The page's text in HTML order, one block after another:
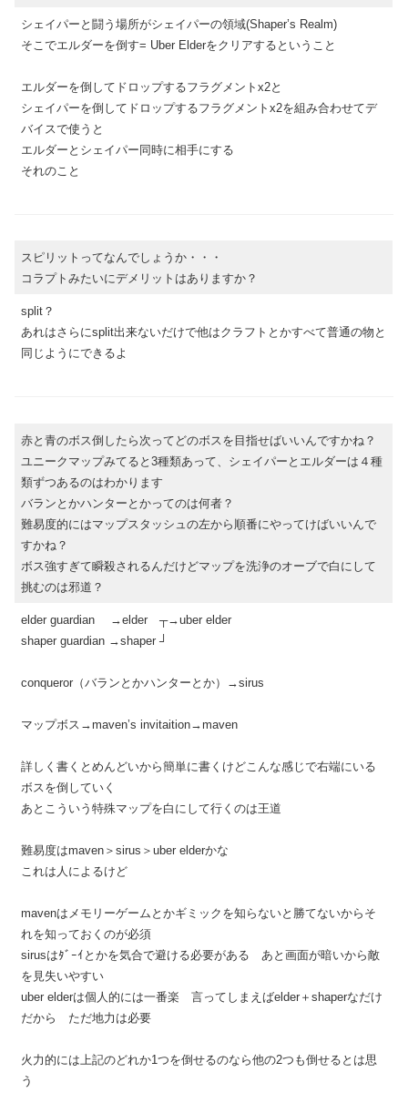
シェイパーと闘う場所がシェイパーの領域(Shaper’s Realm)
そこでエルダーを倒す= Uber Elderをクリアするということ
エルダーを倒してドロップするフラグメントx2と
シェイパーを倒してドロップするフラグメントx2を組み合わせてデ
バイスで使うと
エルダーとシェイパー同時に相手にする
それのこと
スピリットってなんでしょうか・・・
コラプトみたいにデメリットはありますか？
split？
あれはさらにsplit出来ないだけで他はクラフトとかすべて普通の物と
同じようにできるよ
赤と青のボス倒したら次ってどのボスを目指せばいいんですかね？
ユニークマップみてると3種類あって、シェイパーとエルダーは４種
類ずつあるのはわかります
バランとかハンターとかってのは何者？
難易度的にはマップスタッシュの左から順番にやってけばいいんで
すかね？
ボス強すぎて瞬殺されるんだけどマップを洗浄のオーブで白にして
挑むのは邪道？
elder guardian →elder ┬→uber elder
shaper guardian →shaper ┘
conqueror（バランとかハンターとか）→sirus
マップボス→maven’s invitaition→maven
詳しく書くとめんどいから簡単に書くけどこんな感じで右端にいる
ボスを倒していく
あとこういう特殊マップを白にして行くのは王道
難易度はmaven＞sirus＞uber elderかな
これは人によるけど
mavenはメモリーゲームとかギミックを知らないと勝てないからそ
れを知っておくのが必須
sirusはﾀﾞｰｲとかを気合で避ける必要がある あと画面が暗いから敵
を見失いやすい
uber elderは個人的には一番楽 言ってしまえばelder＋shaperなだけ
だから ただ地力は必要
火力的には上記のどれか1つを倒せるのなら他の2つも倒せるとは思
う